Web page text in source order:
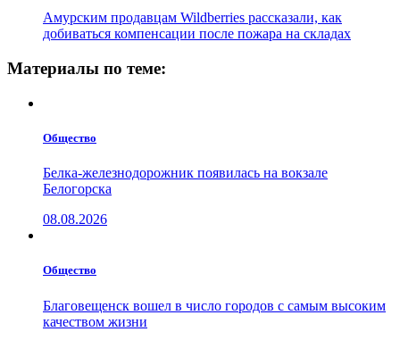
Амурским продавцам Wildberries рассказали, как
добиваться компенсации после пожара на складах
Материалы по теме:
Общество
Белка-железнодорожник появилась на вокзале
Белогорска
08.08.2026
Общество
Благовещенск вошел в число городов с самым высоким
качеством жизни